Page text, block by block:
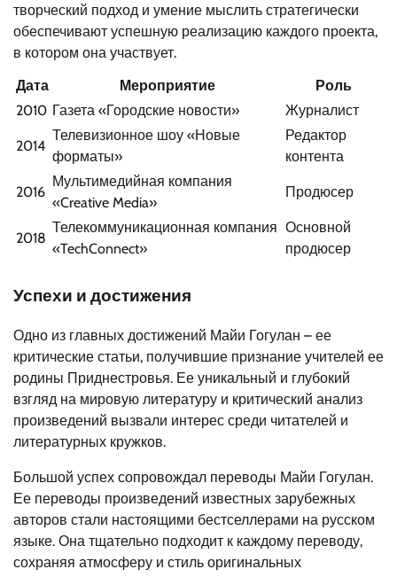
творческий подход и умение мыслить стратегически
обеспечивают успешную реализацию каждого проекта,
в котором она участвует.
Дата
Мероприятие
Роль
2010 Газета «Городские новости» Журналист
2014
Телевизионное шоу «Новые
форматы»
Редактор
контента
2016
Мультимедийная компания
«Creative Media»
Продюсер
2018
Телекоммуникационная компания
«TechConnect»
Основной
продюсер
Успехи и достижения
Одно из главных достижений Майи Гогулан – ее
критические статьи, получившие признание учителей ее
родины Приднестровья. Ее уникальный и глубокий
взгляд на мировую литературу и критический анализ
произведений вызвали интерес среди читателей и
литературных кружков.
Большой успех сопровождал переводы Майи Гогулан.
Ее переводы произведений известных зарубежных
авторов стали настоящими бестселлерами на русском
языке. Она тщательно подходит к каждому переводу,
сохраняя атмосферу и стиль оригинальных